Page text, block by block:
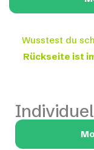
Wusstest du
Rückseite ist